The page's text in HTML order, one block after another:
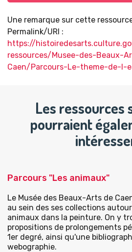
Une remarque sur cette
Permalink/URI :
https://
ressources/Musee-des-Beaux-
Caen/Parcours-Le-theme-de-l-
Les ressources
pourraient
Parcours "Les animaux"
Le Musée des Beaux-Arts de
au sein des ses collections
animaux dans la peinture. On y
propositions de prolongements
1er degré, ainsi qu'une
webographie.